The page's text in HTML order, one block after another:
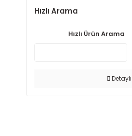
Hızlı Arama
Hızlı Ürün Arama